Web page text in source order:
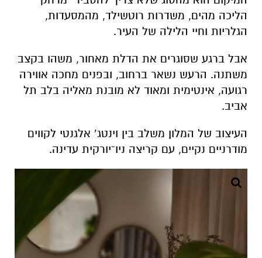
הליכה מהים, משדרות רוטשילד, מהמסעדות,
הגלריות וחיי הלילה של העיר.
אבל ברגע שסוגרים את הדלת מאחור, משהו בקצב
משתנה. הרעש נשאר ברחוב, ובפנים מחכה אווירה
רגועה, אינטימית ומאוד לא מובנת מאליה בלב תל
אביב.
העיצוב של המלון משלב בין וינטג’ אלגנטי לקווים
מודרניים נקיים, עם קריצה ניו־יורקית עדינה.